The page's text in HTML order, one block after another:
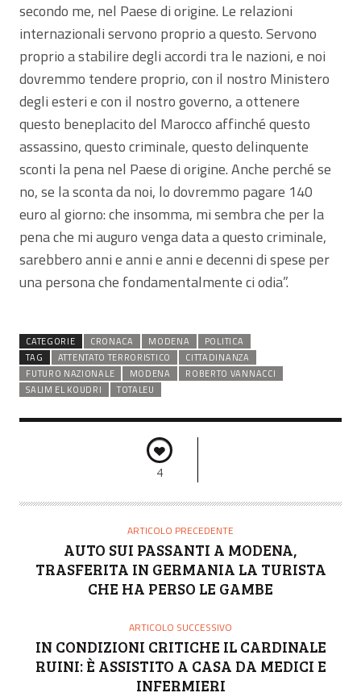
secondo me, nel Paese di origine. Le relazioni
internazionali servono proprio a questo. Servono
proprio a stabilire degli accordi tra le nazioni, e noi
dovremmo tendere proprio, con il nostro Ministero
degli esteri e con il nostro governo, a ottenere
questo beneplacito del Marocco affinché questo
assassino, questo criminale, questo delinquente
sconti la pena nel Paese di origine. Anche perché se
no, se la sconta da noi, lo dovremmo pagare 140
euro al giorno: che insomma, mi sembra che per la
pena che mi auguro venga data a questo criminale,
sarebbero anni e anni e anni e decenni di spese per
una persona che fondamentalmente ci odia”.
CATEGORIE CRONACA MODENA
POLITICA
TAG
ATTENTATO TERRORISTICO
CITTADINANZA
FUTURO NAZIONALE
MODENA
ROBERTO VANNACCI
SALIM EL KOUDRI
TOTALEU
4
ARTICOLO PRECEDENTE
AUTO SUI PASSANTI A MODENA,
TRASFERITA IN GERMANIA LA TURISTA
CHE HA PERSO LE GAMBE
ARTICOLO SUCCESSIVO
IN CONDIZIONI CRITICHE IL CARDINALE
RUINI: È ASSISTITO A CASA DA MEDICI E
INFERMIERI